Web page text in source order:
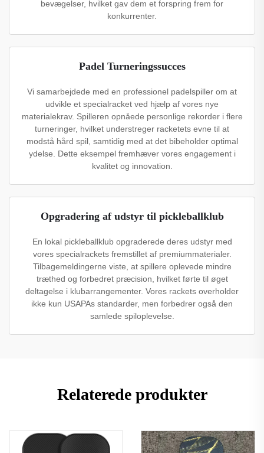
bevægelser, hvilket gav dem et forspring frem for
konkurrenter.
Padel Turneringssucces
Vi samarbejdede med en professionel padelspiller om at
udvikle et specialracket ved hjælp af vores nye
materialekrav. Spilleren opnåede personlige rekorder i flere
turneringer, hvilket understreger racketets evne til at
modstå hård spil, samtidig med at det bibeholder optimal
ydelse. Dette eksempel fremhæver vores engagement i
kvalitet og innovation.
Opgradering af udstyr til pickleballklub
En lokal pickleballklub opgraderede deres udstyr med
vores specialrackets fremstillet af premiummaterialer.
Tilbagemeldingerne viste, at spillere oplevede mindre
træthed og forbedret præcision, hvilket førte til øget
deltagelse i klubarrangementer. Vores rackets overholder
ikke kun USAPAs standarder, men forbedrer også den
samlede spiloplevelse.
Relaterede produkter